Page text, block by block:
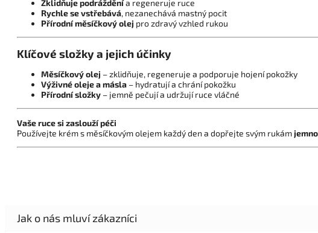
Zklidňuje podrážděnía regeneruje ruce
Rychle se vstřebává, nezanechává mastný pocit
Přírodní měsíčkový olej pro zdravý vzhled rukou
Klíčové složky a jejich účinky
Měsíčkový olej – zklidňuje, regeneruje a podporuje hojení pokožky
Výživné oleje a másla – hydratují a chrání pokožku
Přírodní složky – jemně pečují a udržují ruce vláčné
Vaše ruce si zaslouží péči
Používejte krém s měsíčkovým olejem každý den a dopřejte svým rukám